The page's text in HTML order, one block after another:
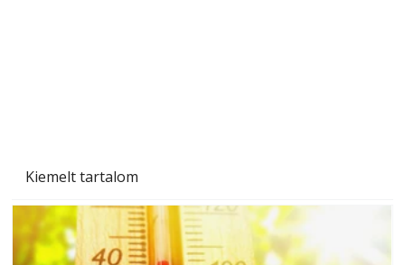
Kiemelt tartalom